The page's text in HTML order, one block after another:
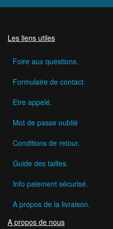
Les liens utiles
Foire aux questions.
Formulaire de contact.
Etre appelé.
Mot de passe oublié
Conditions de retour.
Guide des tailles.
Info paiement sécurisé.
A propos de la livraison.
A propos de nous